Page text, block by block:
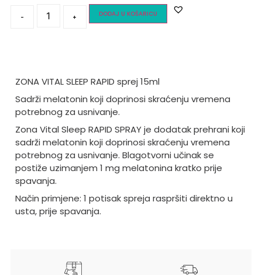
- + DODAJ U KOŠARICU
ZONA VITAL SLEEP RAPID sprej 15ml
Sadrži melatonin koji doprinosi skraćenju vremena
potrebnog za usnivanje.
Zona Vital Sleep RAPID SPRAY je dodatak prehrani koji
sadrži melatonin koji doprinosi skraćenju vremena
potrebnog za usnivanje. Blagotvorni učinak se
postiže uzimanjem 1 mg melatonina kratko prije
spavanja.
Način primjene: 1 potisak spreja raspršiti direktno u
usta, prije spavanja.